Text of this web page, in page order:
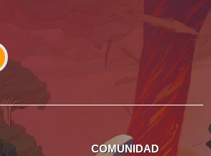
COMUNIDAD